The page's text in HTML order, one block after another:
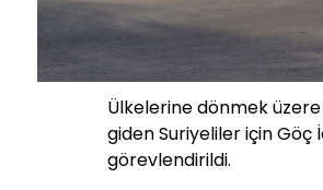
Ülkelerine dönmek üzere
giden Suriyeliler için Göç
görevlendirildi.